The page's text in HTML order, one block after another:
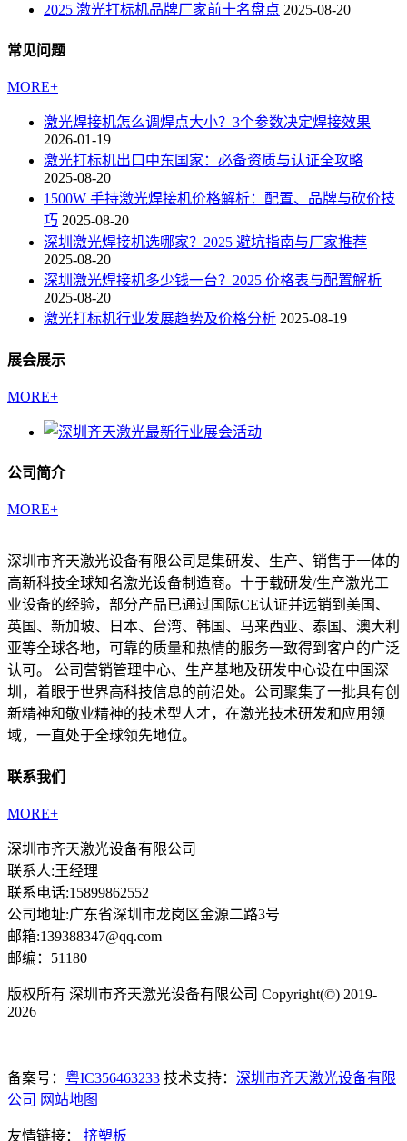
2025 激光打标机品牌厂家前十名盘点 2025-08-20
常见问题
MORE+
激光焊接机怎么调焊点大小？3个参数决定焊接效果
2026-01-19
激光打标机出口中东国家：必备资质与认证全攻略
2025-08-20
1500W 手持激光焊接机价格解析：配置、品牌与砍价技
巧 2025-08-20
深圳激光焊接机选哪家？2025 避坑指南与厂家推荐
2025-08-20
深圳激光焊接机多少钱一台？2025 价格表与配置解析
2025-08-20
激光打标机行业发展趋势及价格分析 2025-08-19
展会展示
MORE+
公司简介
MORE+
深圳市齐天激光设备有限公司是集研发、生产、销售于一体的
高新科技全球知名激光设备制造商。十于载研发/生产激光工
业设备的经验，部分产品已通过国际CE认证并远销到美国、
英国、新加坡、日本、台湾、韩国、马来西亚、泰国、澳大利
亚等全球各地，可靠的质量和热情的服务一致得到客户的广泛
认可。 公司营销管理中心、生产基地及研发中心设在中国深
圳，着眼于世界高科技信息的前沿处。公司聚集了一批具有创
新精神和敬业精神的技术型人才，在激光技术研发和应用领
域，一直处于全球领先地位。
联系我们
MORE+
深圳市齐天激光设备有限公司
联系人:王经理
联系电话:15899862552
公司地址:广东省深圳市龙岗区金源二路3号
邮箱:139388347@qq.com
邮编：51180
版权所有 深圳市齐天激光设备有限公司 Copyright(©) 2019-
2026
备案号： 粤IC356463233 技术支持： 深圳市齐天激光设备有限
公司 网站地图
友情链接： 挤塑板